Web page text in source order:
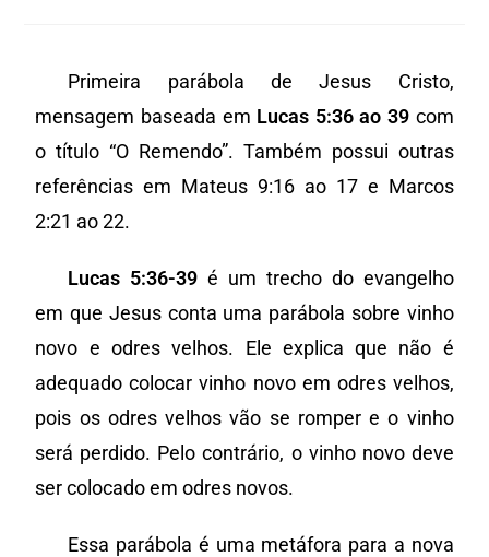
Primeira parábola de Jesus Cristo,
mensagem baseada em Lucas 5:36 ao 39 com
o título “O Remendo”. Também possui outras
referências em Mateus 9:16 ao 17 e Marcos
2:21 ao 22.
Lucas 5:36-39 é um trecho do evangelho
em que Jesus conta uma parábola sobre vinho
novo e odres velhos. Ele explica que não é
adequado colocar vinho novo em odres velhos,
pois os odres velhos vão se romper e o vinho
será perdido. Pelo contrário, o vinho novo deve
ser colocado em odres novos.
Essa parábola é uma metáfora para a nova